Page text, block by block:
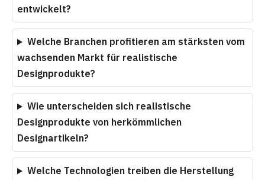
entwickelt?
Welche Branchen profitieren am stärksten vom
wachsenden Markt für realistische
Designprodukte?
Wie unterscheiden sich realistische
Designprodukte von herkömmlichen
Designartikeln?
Welche Technologien treiben die Herstellung